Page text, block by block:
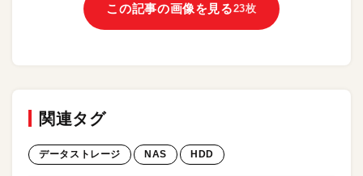
この記事の画像を見る23枚
関連タグ
データストレージ NAS HDD